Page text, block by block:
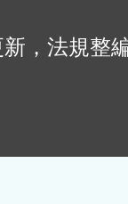
，法規整